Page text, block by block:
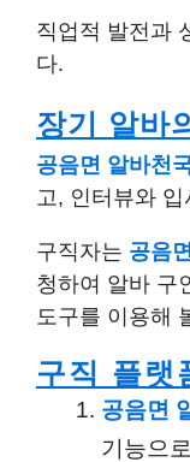
직업적 발전과
다.
장기 알바
공음면 알바천
고, 인터뷰와
구직자는 공음
청하여 알바 구
도구를 이용해
구직 플랫
공음면
기능으